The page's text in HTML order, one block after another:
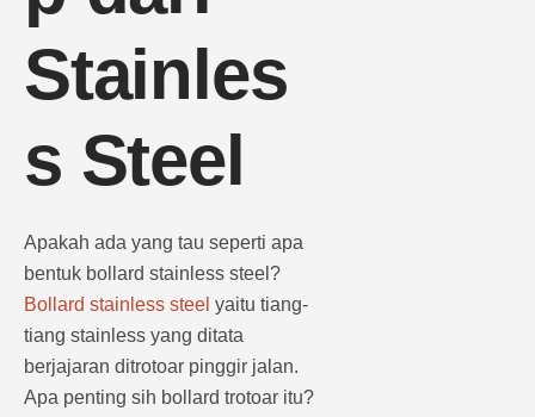
Stainles
s Steel
Apakah ada yang tau seperti apa
bentuk bollard stainless steel?
Bollard stainless steel yaitu tiang-
tiang stainless yang ditata
berjajaran ditrotoar pinggir jalan.
Apa penting sih bollard trotoar itu?